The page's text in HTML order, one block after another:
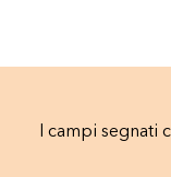
I campi segnati